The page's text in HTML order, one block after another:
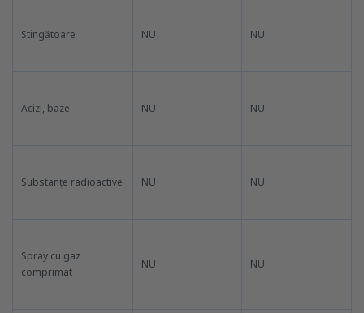
Stingătoare NU NU
Acizi, baze NU NU
Substanțe radioactive NU NU
Spray cu gaz
comprimat
NU NU